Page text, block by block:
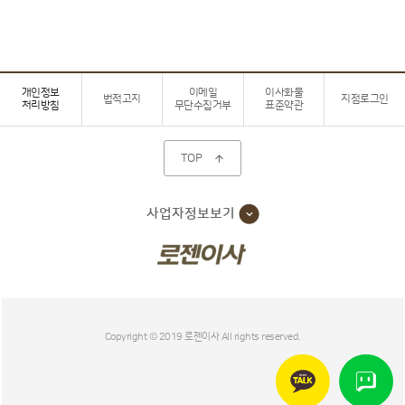
개인정보
처리방침
법적고지
이메일
무단수집거부
이사화물
표준약관
지점로그인
TOP 
사업자정보보기
Copyright © 2019 로젠이사 All rights reserved.